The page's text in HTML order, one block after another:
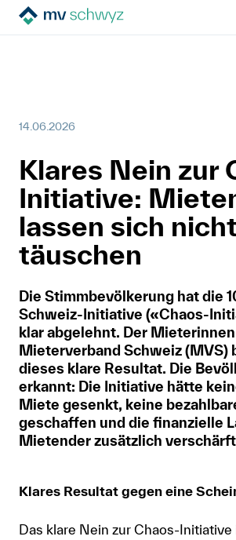
Hilfe von Fachleuten
Politik & Positionen
Über uns
Kontakt
Newsletter
Mitglied werden
Anmelden
Shop
Suche
14.06.2026
Klares Nein zur
Initiative:
lassen sich nicht
täuschen
Die Stimmbevölkerung hat die
Schweiz-Initiative («Chaos-
klar abgelehnt. Der
Mieterverband Schweiz (MVS)
dieses klare Resultat. Die
erkannt: Die Initiative hätte
Miete gesenkt, keine
geschaffen und die finanzielle
Mietender zusätzlich
Klares Resultat gegen eine
Das klare Nein zur Chaos-Initiative